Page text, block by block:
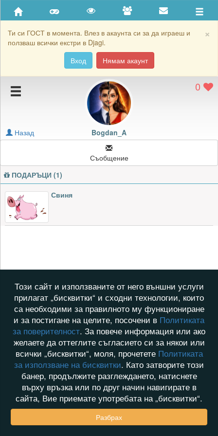
×
Ти си ГОСТ в момента. Влез в акаунта си за да играеш и
ползваш всички екстри в Djagi.
Вход
Нямам акаунт
Приятели
Хронология на игри
Подаръците на Bogdan_A
Картичките на Bogdan_A
Блокирай Bogdan_A
0
Bogdan_A
Назад
Съобщение
ПОДАРЪЦИ (1)
Свиня
Този сайт и използваните от него външни услуги
прилагат „бисквитки“ и сходни технологии, които
са необходими за правилното му функциониране
и за постигане на целите, посочени в Политиката
за поверителност. За повече информация или ако
желаете да оттеглите съгласието си за някои или
всички „бисквитки“, моля, прочетете Политиката
за използване на бисквитки. Като затворите този
банер, продължите разглеждането, натиснете
върху връзка или по друг начин навигирате в
сайта, Вие приемате употребата на „бисквитки“.
Разбрах